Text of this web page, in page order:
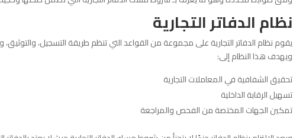
نظام الدفاتر التجارية
يقوم نظام الدفاتر التجارية على مجموعة من القواعد التي تنظم طريقة التسجيل، والتوثيق،
ويهدف هذا النظام إلى:
تحقيق الشفافية في المعاملات التجارية
تسهيل الرقابة الداخلية
تمكين الجهات المختصة من الفحص والمراجعة